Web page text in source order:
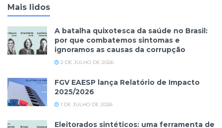
Mais lidos
A batalha quixotesca da saúde no Brasil:
por que combatemos sintomas e
ignoramos as causas da corrupção
2 DE JULHO DE 2026
FGV EAESP lança Relatório de Impacto
2025/2026
1 DE JULHO DE 2026
Eleitorados sintéticos: uma ferramenta de